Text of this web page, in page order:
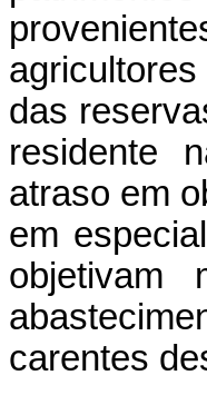
das
residente
atraso em
em
objetivam
carentes